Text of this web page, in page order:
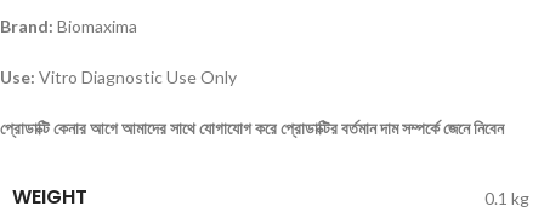
Brand: Biomaxima
Use: Vitro Diagnostic Use Only
প্রোডাক্টি কেনার আগে আমাদের সাথে যোগাযোগ করে প্রোডাক্টির বর্তমান দাম সম্পর্কে জেনে নিবেন
WEIGHT 0.1 kg